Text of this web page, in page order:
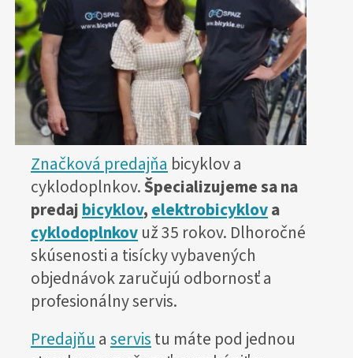
Značková predajňabicyklov a
cyklodoplnkov.Špecializujeme sa na
predajbicyklov,elektrobicyklova
cyklodoplnkovuž 35 rokov. Dlhoročné
skúsenosti a tisícky vybavených
objednávok zaručujú odbornosť a
profesionálny servis.
Predajňuaservistu máte pod jednou